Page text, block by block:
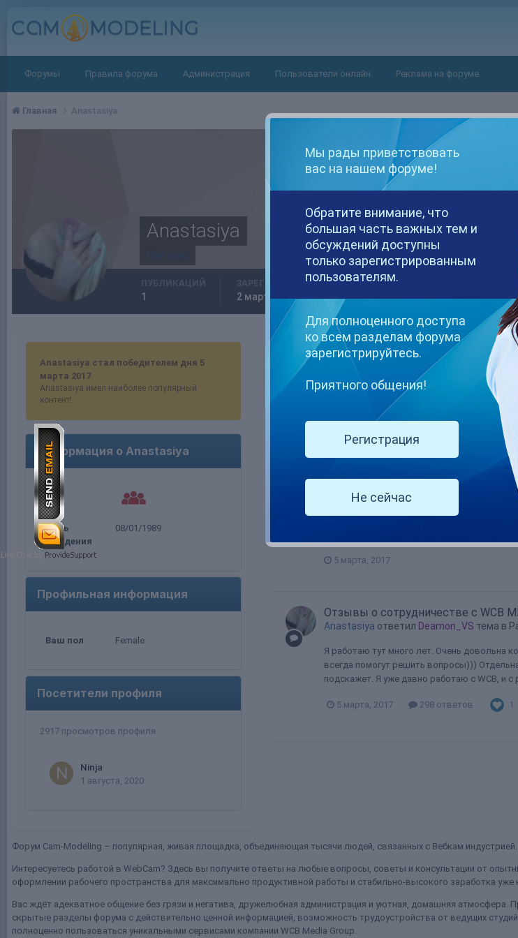
Форумы Правила форума Администрация Пользователи онлайн Реклама на форуме
Главная Anastasiya
Anastasiya
Members
ПУБЛИКАЦИЙ
1
ЗАРЕГИСТРИРОВАН
2 марта, 2017
ПОСЕЩЕНИЕ
6 марта, 2017
ПОБЕДИТЕЛЬ
1
Anastasiya стал победителем дня 5
марта 2017
Anastasiya имел наиболее популярный
контент!
Информация о Anastasiya
День
рождения
08/01/1989
Профильная информация
Ваш пол Female
Посетители профиля
2917 просмотров профиля
Ninja
1 августа, 2020
Anastasiya's Achievements
Anastasiya
Пусть в вашей жизни будет всё
5 марта, 2017
Отзывы о сотрудничестве с WCB
Anastasiya ответил Deamon_VS тема в
Я работаю тут много лет. Очень довольна
всегда помогут решить вопросы)))
подскажет. Я уже давно работаю с WCB, и
5 марта, 2017 298 ответов 1
Форум Cam-Modeling – популярная, живая площадка, объединяющая тысячи людей, связанных с Вебкам индустрией.
Интересуетесь работой в WebCam? Здесь вы получите ответы на любые вопросы, советы и консультации от
оформлении рабочего пространства для максимально продуктивной работы и стабильно-высокого заработка уже
Вас ждёт адекватное общение без грязи и негатива, дружелюбная администрация и уютная, домашняя атмосфера.
скрытые разделы форума с действительно ценной информацией, возможность трудоустройства от ведущих
полноценно пользоваться уникальными сервисами компании WCB Media Group.
Мы рады приветствовать
вас на нашем форуме!
Обратите внимание, что
большая часть важных тем и
обсуждений доступны
только зарегистрированным
пользователям.
Для полноценного доступа
ко всем разделам форума
зарегистрируйтесь.
Приятного общения!
Регистрация
Не сейчас